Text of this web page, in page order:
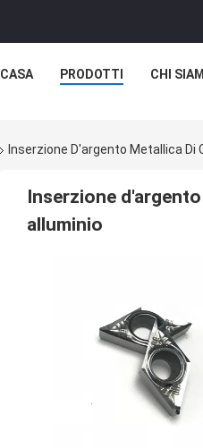
CASA PRODOTTI CHI
Inserzione D'argento Metallica Di
Inserzione d'argento
alluminio